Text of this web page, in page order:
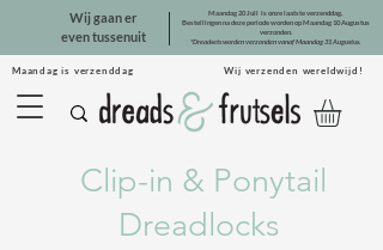
Maandag is verzenddag Wij verzenden wereldwijd!
Wij gaan er
even tussenuit
Maandag 20 Juli is onze laatste verzenddag.
Bestellingen na deze periode worden op Maandag 10 Augustus
verzonden.
*Dreadsets worden verzonden vanaf Maandag 31 Augustus.
Clip-in & Ponytail
Dreadlocks